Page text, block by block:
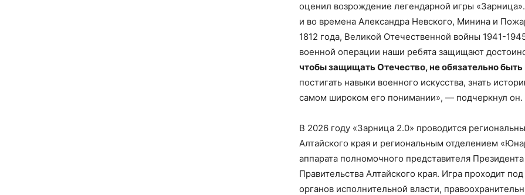
оценил возрождение легендарной игры
и во времена Александра Невского, Минина и
1812 года, Великой Отечественной войны 1941-
военной операции наши ребята защищают
чтобы защищать Отечество, не обязательно
постигать навыки военного искусства, знать
самом широком его понимании», — подчеркнул он.
В 2026 году «Зарница 2.0» проводится
Алтайского края и региональным отделением
аппарата полномочного представителя
Правительства Алтайского края. Игра проходит
органов исполнительной власти,